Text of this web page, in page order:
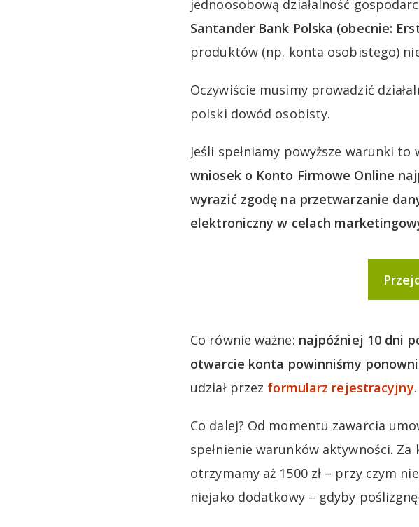
jednoosobową działalność
Santander Bank Polska (obecnie:
produktów (np. konta osobistego)
Oczywiście musimy prowadzić
polski dowód osobisty.
Jeśli spełniamy powyższe warunki to
wniosek o Konto Firmowe Online
wyrazić zgodę na przetwarzanie
elektroniczny w celach
Co równie ważne: najpóźniej 10 dni
otwarcie konta powinniśmy
udział przez formularz rejestracyjny.
Co dalej? Od momentu zawarcia
spełnienie warunków aktywności.
otrzymamy aż 1500 zł – przy czym
niejako dodatkowy – gdyby